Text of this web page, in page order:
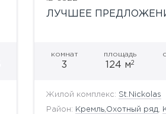
ЛУЧШЕЕ
комнат
3
площадь
124 м2
Жилой комплекс: St.Nickolas
Район: Кремль,Охотный ряд